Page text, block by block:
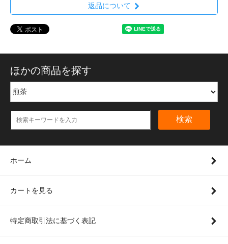
返品について
ほかの商品を探す
検索
ホーム
カートを見る
特定商取引法に基づく表記